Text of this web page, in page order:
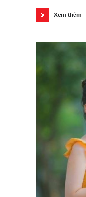
Xem thêm